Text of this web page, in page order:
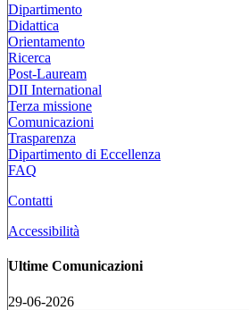
Dipartimento
Didattica
Orientamento
Ricerca
Post-Lauream
DII International
Terza missione
Comunicazioni
Trasparenza
Dipartimento di Eccellenza
FAQ
Contatti
Accessibilità
Ultime Comunicazioni
29-06-2026